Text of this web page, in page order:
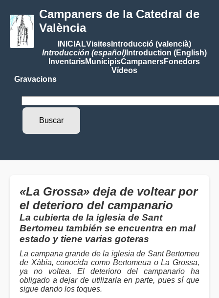
Campaners de la Catedral de
València
INICIALVisitesIntroducció (valencià)
Introducción (español)Introduction (English)
InventarisMunicipisCampanersFonedors
Vídeos
Gravacions
«La Grossa» deja de voltear por
el deterioro del campanario
La cubierta de la iglesia de Sant
Bertomeu también se encuentra en mal
estado y tiene varias goteras
La campana grande de la iglesia de Sant Bertomeu
de Xàbia, conocida como Bertomeua o La Grossa,
ya no voltea. El deterioro del campanario ha
obligado a dejar de utilizarla en parte, pues sí que
sigue dando los toques.